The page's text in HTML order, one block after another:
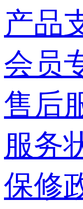
产品
会员
售后
服务
保修